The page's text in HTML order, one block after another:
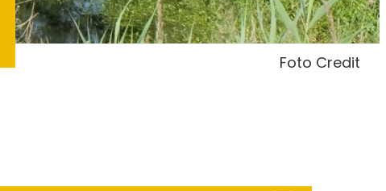
Foto Credit